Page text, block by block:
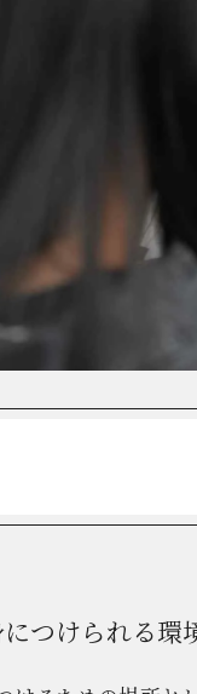
つけられる環